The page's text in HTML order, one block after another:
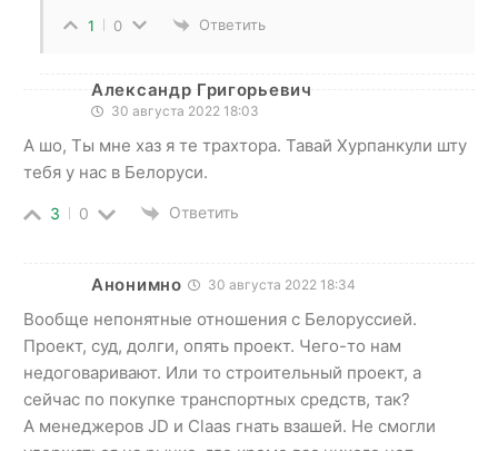
1 0 Ответить
Александр Григорьевич
30 августа 2022 18:03
А шо, Ты мне хаз я те трахтора. Тавай Хурпанкули шту
тебя у нас в Белоруси.
3 0 Ответить
Анонимно 30 августа 2022 18:34
Вообще непонятные отношения с Белоруссией.
Проект, суд, долги, опять проект. Чего-то нам
недоговаривают. Или то строительный проект, а
сейчас по покупке транспортных средств, так?
А менеджеров JD и Claas гнать взашей. Не смогли